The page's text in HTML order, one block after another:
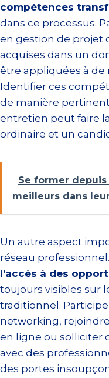
compétences
dans ce processus.
en gestion de projet
acquises dans un
être appliquées à
Identifier ces
de manière
entretien peut faire
ordinaire et un
Se former
meilleurs dans
Un autre aspect
réseau professionnel.
l’accès à des
toujours visibles sur
traditionnel.
networking,
en ligne ou solliciter
avec des
des portes